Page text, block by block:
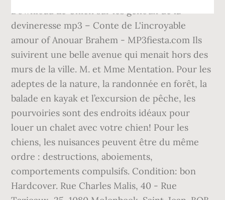
Download Le Chien sur les genoux de la
devineresse mp3 – Conte de L'incroyable
amour of Anouar Brahem - MP3fiesta.com Ils
suivirent une belle avenue qui menait hors des
murs de la ville. M. et Mme Mentation. Pour les
adeptes de la nature, la randonnée en forêt, la
balade en kayak et l’excursion de pêche, les
pourvoiries sont des endroits idéaux pour
louer un chalet avec votre chien! Pour les
chiens, les nuisances peuvent être du même
ordre : destructions, aboiements,
comportements compulsifs. Condition: bon
Hardcover. Rue Charles Malis, 40 - Rue